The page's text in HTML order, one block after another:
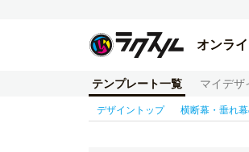
オンラ
テンプレート一覧 マイデザ
デザイントップ 横断幕・垂れ